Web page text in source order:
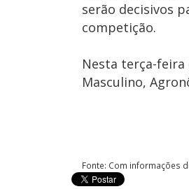
serão decisivos
competição.
Nesta terça-feira
Masculino,
Fonte: Com informações